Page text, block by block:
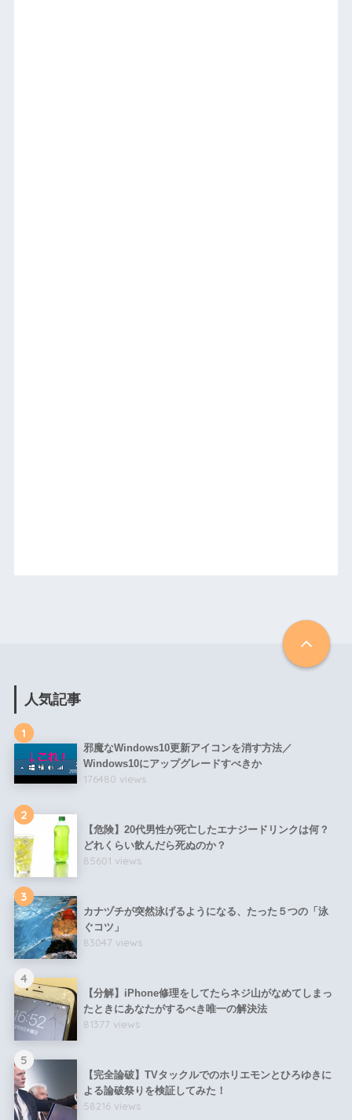
人気記事
1
邪魔なWindows10更新アイコンを消す方法／
Windows10にアップグレードすべきか
176480 views
2
【危険】20代男性が死亡したエナジードリンクは何？
どれくらい飲んだら死ぬのか？
85601 views
3
カナヅチが突然泳げるようになる、たった５つの「泳
ぐコツ」
83047 views
4
【分解】iPhone修理をしてたらネジ山がなめてしまっ
たときにあなたがするべき唯一の解決法
81377 views
5
【完全論破】TVタックルでのホリエモンとひろゆきに
よる論破祭りを検証してみた！
58216 views